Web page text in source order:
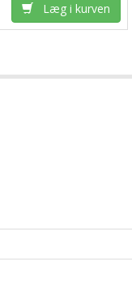
Læg i kurven